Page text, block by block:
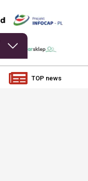
TOP news